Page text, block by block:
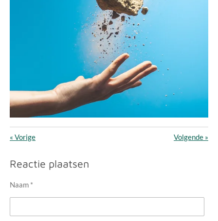
« Vorige Volgende »
Reactie plaatsen
Naam *